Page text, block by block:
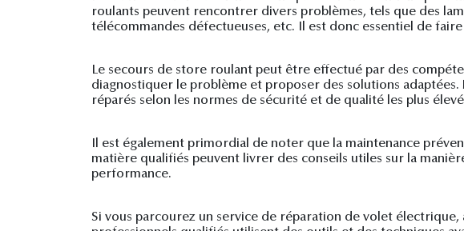
roulants peuvent rencontrer divers problèmes, tels que des
télécommandes défectueuses, etc. Il est donc essentiel de
Le secours de store roulant peut être effectué par des
diagnostiquer le problème et proposer des solutions
réparés selon les normes de sécurité et de qualité les plus
Il est également primordial de noter que la maintenance
matière qualifiés peuvent livrer des conseils utiles sur la
performance.
Si vous parcourez un service de réparation de volet